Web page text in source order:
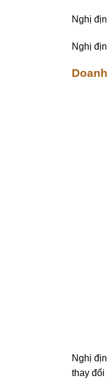
Nghị
Nghị
Nghị
thay